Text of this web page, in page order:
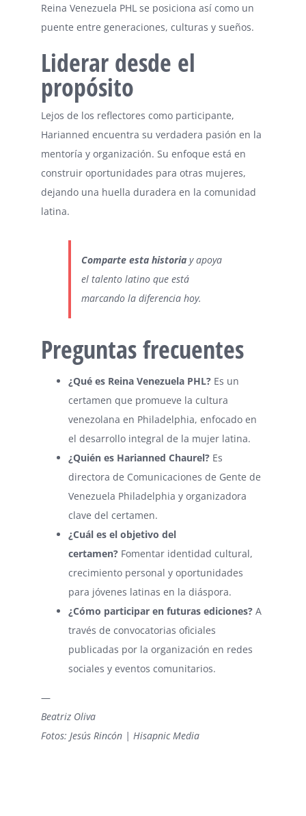
Reina Venezuela PHL se posiciona así como un
puente entre generaciones, culturas y sueños.
Liderar desde el
propósito
Lejos de los reflectores como participante,
Harianned encuentra su verdadera pasión en la
mentoría y organización. Su enfoque está en
construir oportunidades para otras mujeres,
dejando una huella duradera en la comunidad
latina.
Comparte esta historia yapoya
el talento latino que está
marcando la diferencia hoy.
Preguntas frecuentes
¿Qué es Reina Venezuela PHL? Es un
certamen que promueve la cultura
venezolana en Philadelphia, enfocado en
el desarrollo integral de la mujer latina.
¿Quién es Harianned Chaurel? Es
directora de Comunicaciones de Gente de
Venezuela Philadelphia y organizadora
clave del certamen.
¿Cuál es el objetivo del
certamen? Fomentar identidad cultural,
crecimiento personal y oportunidades
para jóvenes latinas en la diáspora.
¿Cómo participar en futuras ediciones? A
través de convocatorias oficiales
publicadas por la organización en redes
sociales y eventos comunitarios.
—
Beatriz Oliva
Fotos: Jesús Rincón | Hisapnic Media